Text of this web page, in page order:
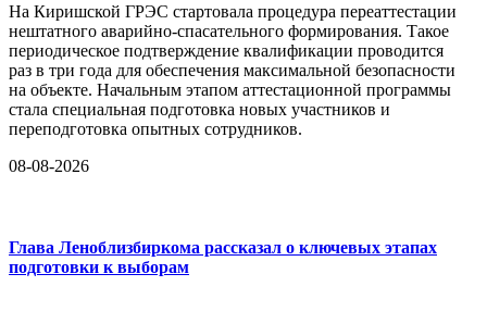
На Киришской ГРЭС стартовала процедура переаттестации
нештатного аварийно-спасательного формирования. Такое
периодическое подтверждение квалификации проводится
раз в три года для обеспечения максимальной безопасности
на объекте. Начальным этапом аттестационной программы
стала специальная подготовка новых участников и
переподготовка опытных сотрудников.
08-08-2026
Глава Леноблизбиркома рассказал о ключевых этапах
подготовки к выборам